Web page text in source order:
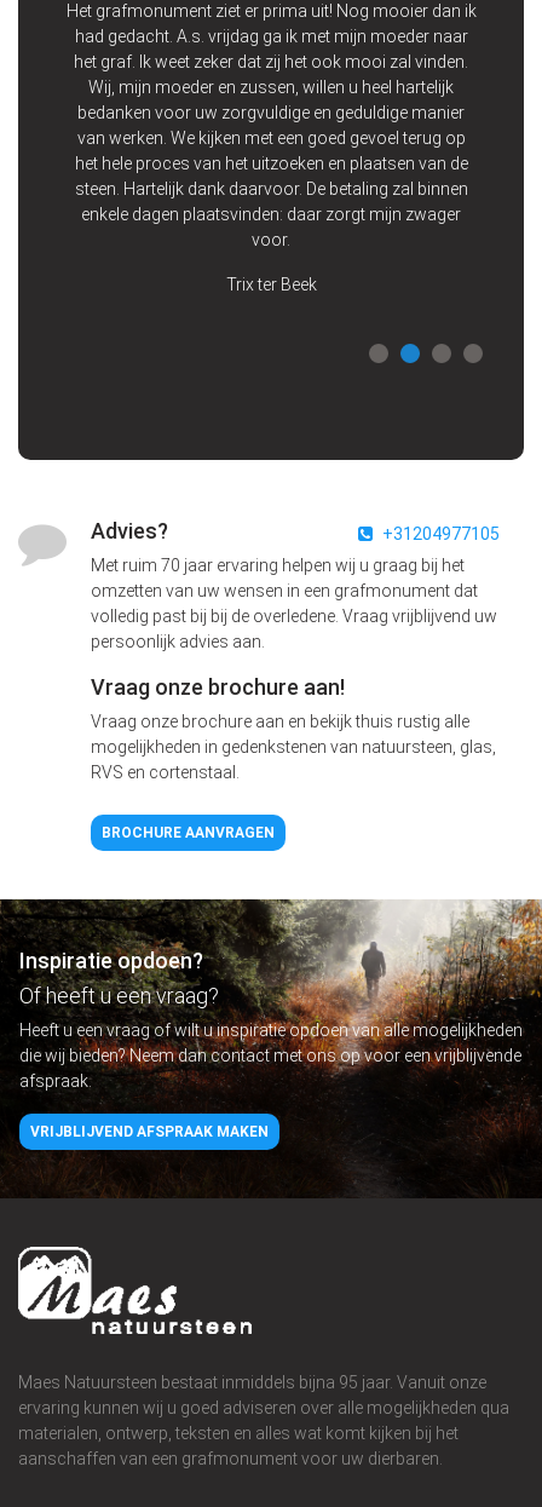
Het grafmonument ziet er prima uit! Nog mooier dan ik
had gedacht. A.s. vrijdag ga ik met mijn moeder naar
het graf. Ik weet zeker dat zij het ook mooi zal vinden.
Wij, mijn moeder en zussen, willen u heel hartelijk
bedanken voor uw zorgvuldige en geduldige manier
van werken. We kijken met een goed gevoel terug op
het hele proces van het uitzoeken en plaatsen van de
steen. Hartelijk dank daarvoor. De betaling zal binnen
enkele dagen plaatsvinden: daar zorgt mijn zwager
voor.
Trix ter Beek
Advies?
Met ruim 70 jaar ervaring helpen wij u graag bij het
omzetten van uw wensen in een grafmonument dat
volledig past bij bij de overledene. Vraag vrijblijvend uw
persoonlijk advies aan.
+31204977105
Vraag onze brochure aan!
Vraag onze brochure aan en bekijk thuis rustig alle
mogelijkheden in gedenkstenen van natuursteen, glas,
RVS en cortenstaal.
BROCHURE AANVRAGEN
Inspiratie opdoen?
Of heeft u een vraag?
Heeft u een vraag of wilt u inspiratie opdoen van alle mogelijkheden
die wij bieden? Neem dan contact met ons op voor een vrijblijvende
afspraak.
VRIJBLIJVEND AFSPRAAK MAKEN
Maes Natuursteen bestaat inmiddels bijna 95 jaar. Vanuit onze
ervaring kunnen wij u goed adviseren over alle mogelijkheden qua
materialen, ontwerp, teksten en alles wat komt kijken bij het
aanschaffen van een grafmonument voor uw dierbaren.